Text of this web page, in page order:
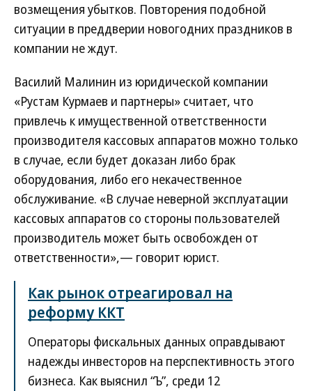
возмещения убытков. Повторения подобной
ситуации в преддверии новогодних праздников в
компании не ждут.
Василий Малинин из юридической компании
«Рустам Курмаев и партнеры» считает, что
привлечь к имущественной ответственности
производителя кассовых аппаратов можно только
в случае, если будет доказан либо брак
оборудования, либо его некачественное
обслуживание. «В случае неверной эксплуатации
кассовых аппаратов со стороны пользователей
производитель может быть освобожден от
ответственности»,— говорит юрист.
Как рынок отреагировал на
реформу ККТ
Операторы фискальных данных оправдывают
надежды инвесторов на перспективность этого
бизнеса. Как выяснил “Ъ”, среди 12